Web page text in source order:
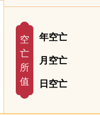
空
亡
所
值
年空亡
月空亡
日空亡